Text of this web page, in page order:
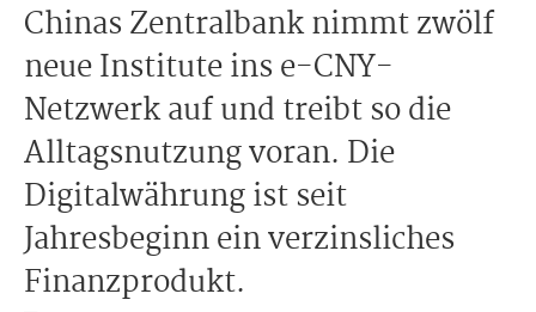
Chinas Zentralbank nimmt zwölf
neue Institute ins e-CNY-
Netzwerk auf und treibt so die
Alltagsnutzung voran. Die
Digitalwährung ist seit
Jahresbeginn ein verzinsliches
Finanzprodukt.